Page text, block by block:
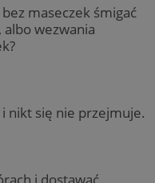
maseczek śmigać
wezwania
nikt się nie przejmuje.
i dostawać